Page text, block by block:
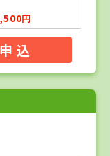
円
申 込